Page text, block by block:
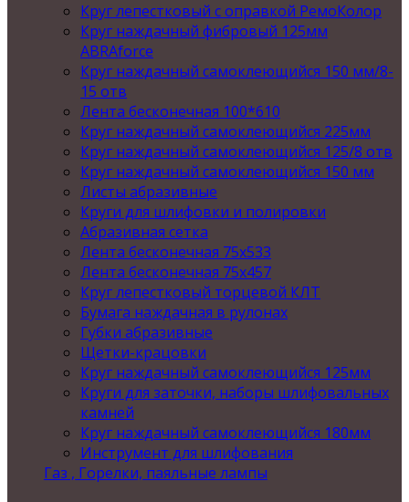
Круг лепестковый с оправкой РемоКолор
Круг наждачный фибровый 125мм
ABRAforce
Круг наждачный самоклеющийся 150 мм/8-
15 отв
Лента бесконечная 100*610
Круг наждачный самоклеющийся 225мм
Круг наждачный самоклеющийся 125/8 отв
Круг наждачный самоклеющийся 150 мм
Листы абразивные
Круги для шлифовки и полировки
Абразивная сетка
Лента бесконечная 75х533
Лента бесконечная 75х457
Круг лепестковый торцевой КЛТ
Бумага наждачная в рулонах
Губки абразивные
Щетки-крацовки
Круг наждачный самоклеющийся 125мм
Круги для заточки, наборы шлифовальных
камней
Круг наждачный самоклеющийся 180мм
Инструмент для шлифования
Газ , Горелки, паяльные лампы